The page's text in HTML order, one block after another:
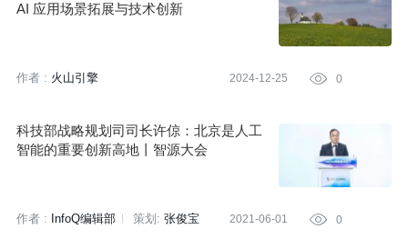
AI 应用场景拓展与技术创新
作者 : 火山引擎 2024-12-25  0
科技部战略规划司司长许倞：北京是人工
智能的重要创新高地丨智源大会
作者 : InfoQ编辑部 策划: 张俊宝 2021-06-01  0